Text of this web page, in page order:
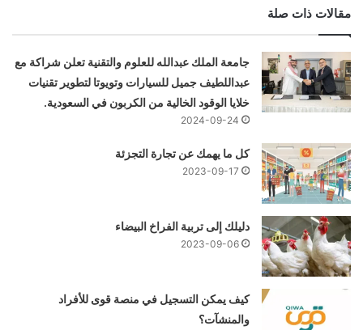
مقالات ذات صلة
جامعة الملك عبدالله للعلوم والتقنية تعلن شراكة مع
عبداللطيف جميل للسيارات وتويوتا لتطوير تقنيات
خلايا الوقود الخالية من الكربون في السعودية.
2024-09-24
كل ما يهمك عن تجارة التجزئة
2023-09-17
دليلك إلى تربية الفراخ البيضاء
2023-09-06
كيف يمكن التسجيل في منصة قوى للأفراد
والمنشآت؟